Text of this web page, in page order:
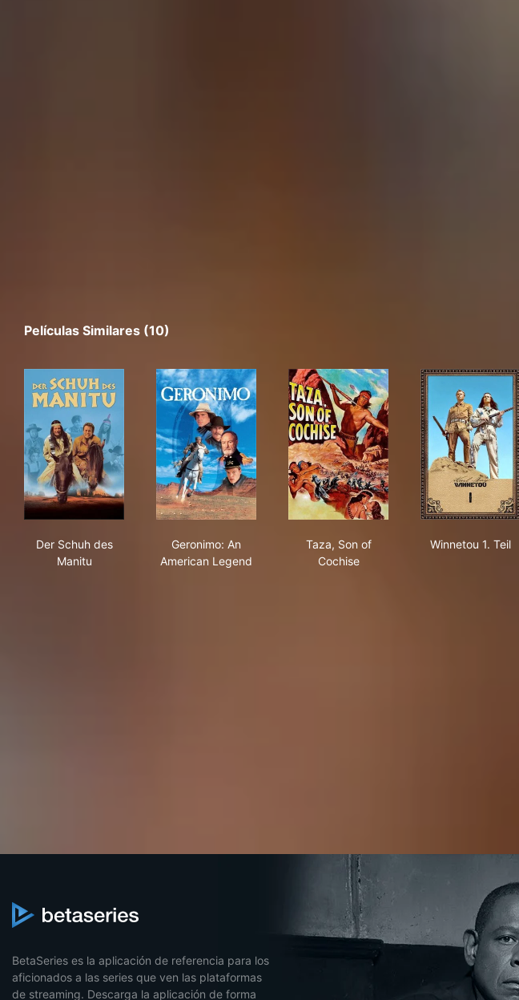
Películas Similares (10)
Der Schuh des
Manitu
Geronimo: An
American Legend
Taza, Son of
Cochise
Winnetou 1. Teil
BetaSeries es la aplicación de referencia para los
aficionados a las series que ven las plataformas
de streaming. Descarga la aplicación de forma